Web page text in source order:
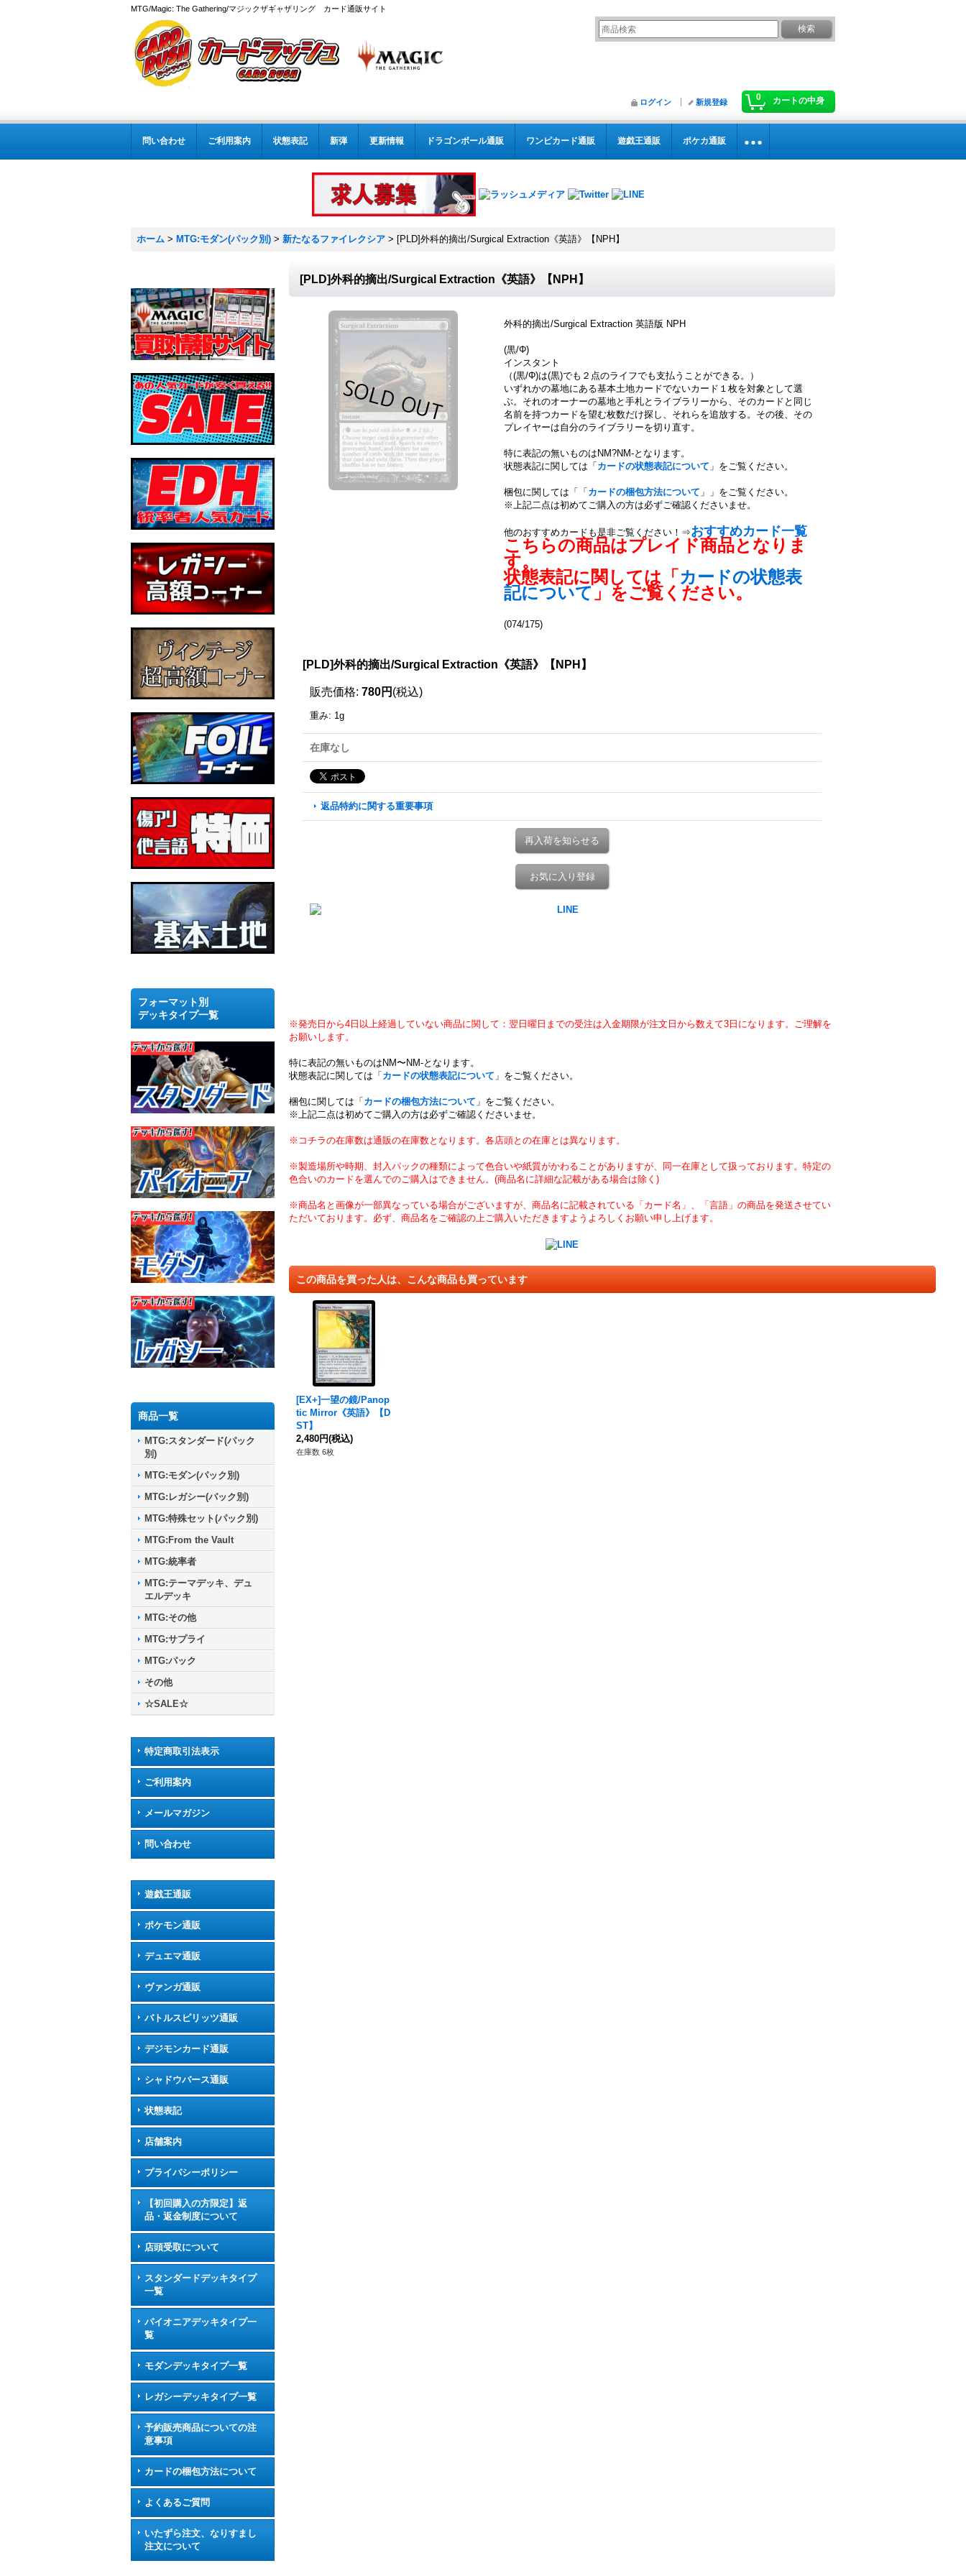
MTG/Magic: The Gathering/マジックザギャザリング カード通販サイト
0 カートの中身
ログイン 新規登録
問い合わせ ご利用案内 状態表記 新弾 更新情報 ドラゴンボール通販 ワンピカード通販 遊戯王通販 ポケカ通販
ホーム > MTG:モダン(パック別) > 新たなるファイレクシア > [PLD]外科的摘出/Surgical Extraction《英語》【NPH】
フォーマット別
デッキタイプ一覧
商品一覧
MTG:スタンダード(パック
別)
MTG:モダン(パック別)
MTG:レガシー(パック別)
MTG:特殊セット(パック別)
MTG:From the Vault
MTG:統率者
MTG:テーマデッキ、デュ
エルデッキ
MTG:その他
MTG:サプライ
MTG:パック
その他
☆SALE☆
特定商取引法表示
ご利用案内
メールマガジン
問い合わせ
遊戯王通販
ポケモン通販
デュエマ通販
ヴァンガ通販
バトルスピリッツ通販
デジモンカード通販
シャドウバース通販
状態表記
店舗案内
プライバシーポリシー
【初回購入の方限定】返
品・返金制度について
店頭受取について
スタンダードデッキタイプ
一覧
パイオニアデッキタイプ一
覧
モダンデッキタイプ一覧
レガシーデッキタイプ一覧
予約販売商品についての注
意事項
カードの梱包方法について
よくあるご質問
いたずら注文、なりすまし
注文について
[PLD]外科的摘出/Surgical Extraction《英語》【NPH】
外科的摘出/Surgical Extraction 英語版 NPH
(黒/Φ)
インスタント
（(黒/Φ)は(黒)でも２点のライフでも支払うことができる。）
いずれかの墓地にある基本土地カードでないカード１枚を対象として選
ぶ。それのオーナーの墓地と手札とライブラリーから、そのカードと同じ
名前を持つカードを望む枚数だけ探し、それらを追放する。その後、その
プレイヤーは自分のライブラリーを切り直す。
特に表記の無いものはNM?NM-となります。
状態表記に関しては「 カードの状態表記について 」をご覧ください。
梱包に関しては「「 カードの梱包方法について 」」をご覧ください。
※上記二点は初めてご購入の方は必ずご確認くださいませ。
他のおすすめカードも是非ご覧ください！⇒おすすめカード一覧
こちらの商品はプレイド商品となりま
す。
状態表記に関しては「 カードの状態表
記について 」をご覧ください。
(074/175)
[PLD]外科的摘出/Surgical Extraction《英語》【NPH】
販売価格: 780円 (税込)
重み: 1g
在庫なし
返品特約に関する重要事項
再入荷を知らせる
お気に入り登録
※発売日から4日以上経過していない商品に関して：翌日曜日までの受注は入金期限が注文日から数えて3日になります。ご理解を
お願いします。
特に表記の無いものはNM〜NM-となります。
状態表記に関しては「 カードの状態表記について 」をご覧ください。
梱包に関しては「 カードの梱包方法について 」をご覧ください。
※上記二点は初めてご購入の方は必ずご確認くださいませ。
※コチラの在庫数は通販の在庫数となります。各店頭との在庫とは異なります。
※製造場所や時期、封入パックの種類によって色合いや紙質がかわることがありますが、同一在庫として扱っております。特定の
色合いのカードを選んでのご購入はできません。(商品名に詳細な記載がある場合は除く)
※商品名と画像が一部異なっている場合がございますが、商品名に記載されている「カード名」、「言語」の商品を発送させてい
ただいております。必ず、商品名をご確認の上ご購入いただきますようよろしくお願い申し上げます。
この商品を買った人は、こんな商品も買っています
[EX+]一望の鏡/Panop
tic Mirror《英語》【D
ST】
2,480円(税込)
在庫数 6枚